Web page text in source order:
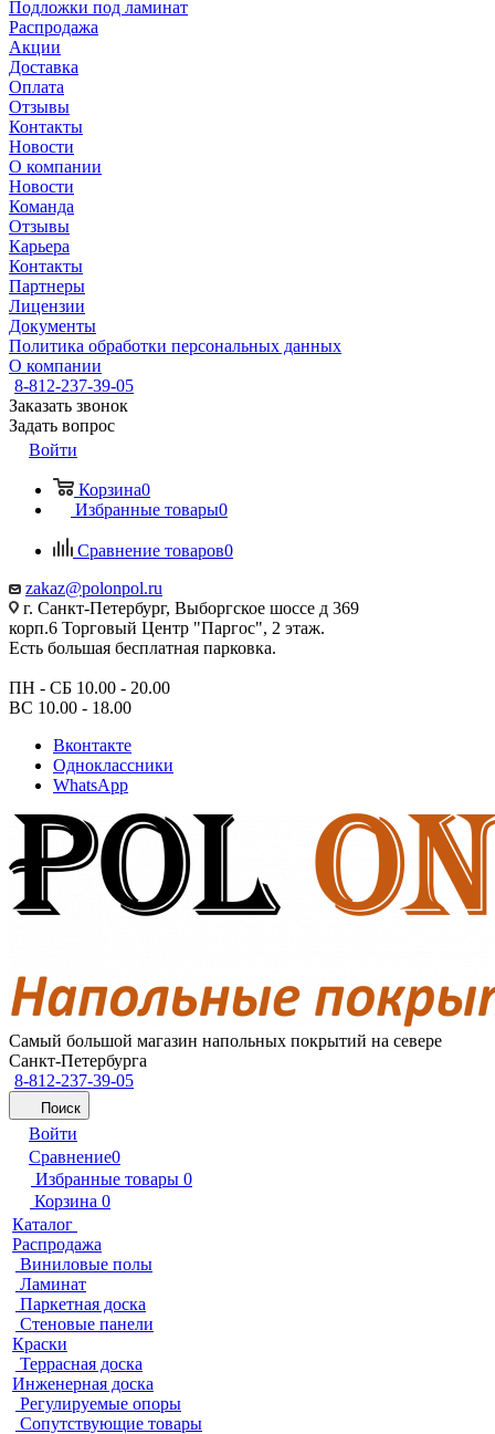
Подложки под ламинат
Распродажа
Акции
Доставка
Оплата
Отзывы
Контакты
Новости
О компании
Новости
Команда
Отзывы
Карьера
Контакты
Партнеры
Лицензии
Документы
Политика обработки персональных данных
О компании
8-812-237-39-05
Заказать звонок
Задать вопрос
Войти
Корзина0
Избранные товары0
Сравнение товаров0
zakaz@polonpol.ru
г. Санкт-Петербург, Выборгское шоссе д 369
корп.6 Торговый Центр "Паргос", 2 этаж.
Есть большая бесплатная парковка.
ПН - СБ 10.00 - 20.00
ВС 10.00 - 18.00
Вконтакте
Одноклассники
WhatsApp
Самый большой магазин напольных покрытий на севере
Санкт-Петербурга
8-812-237-39-05
Поиск
Войти
Сравнение0
Избранные товары 0
Корзина 0
Каталог
Распродажа
Виниловые полы
Ламинат
Паркетная доска
Стеновые панели
Краски
Террасная доска
Инженерная доска
Регулируемые опоры
Сопутствующие товары